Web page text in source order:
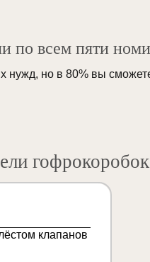
по всем пяти
нужд, но в 80% вы
гофрокоробок
клапанов